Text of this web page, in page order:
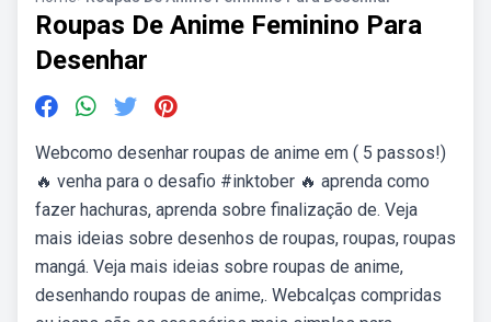
Roupas De Anime Feminino Para
Desenhar
Webcomo desenhar roupas de anime em ( 5 passos!)
🔥 venha para o desafio #inktober 🔥 aprenda como
fazer hachuras, aprenda sobre finalização de. Veja
mais ideias sobre desenhos de roupas, roupas, roupas
mangá. Veja mais ideias sobre roupas de anime,
desenhando roupas de anime,. Webcalças compridas